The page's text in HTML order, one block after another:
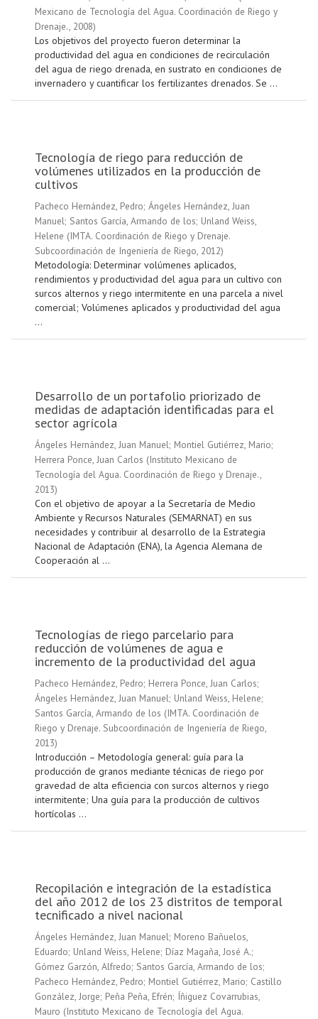
Mexicano de Tecnología del Agua. Coordinación de Riego y
Drenaje., 2008)
Los objetivos del proyecto fueron determinar la
productividad del agua en condiciones de recirculación
del agua de riego drenada, en sustrato en condiciones de
invernadero y cuantificar los fertilizantes drenados. Se ...
Tecnología de riego para reducción de
volúmenes utilizados en la producción de
cultivos
Pacheco Hernández, Pedro; Ángeles Hernández, Juan
Manuel; Santos García, Armando de los; Unland Weiss,
Helene (IMTA. Coordinación de Riego y Drenaje.
Subcoordinación de Ingeniería de Riego, 2012)
Metodología: Determinar volúmenes aplicados,
rendimientos y productividad del agua para un cultivo con
surcos alternos y riego intermitente en una parcela a nivel
comercial; Volúmenes aplicados y productividad del agua
...
Desarrollo de un portafolio priorizado de
medidas de adaptación identificadas para el
sector agrícola
Ángeles Hernández, Juan Manuel; Montiel Gutiérrez, Mario;
Herrera Ponce, Juan Carlos (Instituto Mexicano de
Tecnología del Agua. Coordinación de Riego y Drenaje.,
2013)
Con el objetivo de apoyar a la Secretaría de Medio
Ambiente y Recursos Naturales (SEMARNAT) en sus
necesidades y contribuir al desarrollo de la Estrategia
Nacional de Adaptación (ENA), la Agencia Alemana de
Cooperación al ...
Tecnologías de riego parcelario para
reducción de volúmenes de agua e
incremento de la productividad del agua
Pacheco Hernández, Pedro; Herrera Ponce, Juan Carlos;
Ángeles Hernández, Juan Manuel; Unland Weiss, Helene;
Santos García, Armando de los (IMTA. Coordinación de
Riego y Drenaje. Subcoordinación de Ingeniería de Riego,
2013)
Introducción – Metodología general: guía para la
producción de granos mediante técnicas de riego por
gravedad de alta eficiencia con surcos alternos y riego
intermitente; Una guía para la producción de cultivos
hortícolas ...
Recopilación e integración de la estadística
del año 2012 de los 23 distritos de temporal
tecnificado a nivel nacional
Ángeles Hernández, Juan Manuel; Moreno Bañuelos,
Eduardo; Unland Weiss, Helene; Díaz Magaña, José A.;
Gómez Garzón, Alfredo; Santos García, Armando de los;
Pacheco Hernández, Pedro; Montiel Gutiérrez, Mario; Castillo
González, Jorge; Peña Peña, Efrén; Íñiguez Covarrubias,
Mauro (Instituto Mexicano de Tecnología del Agua.